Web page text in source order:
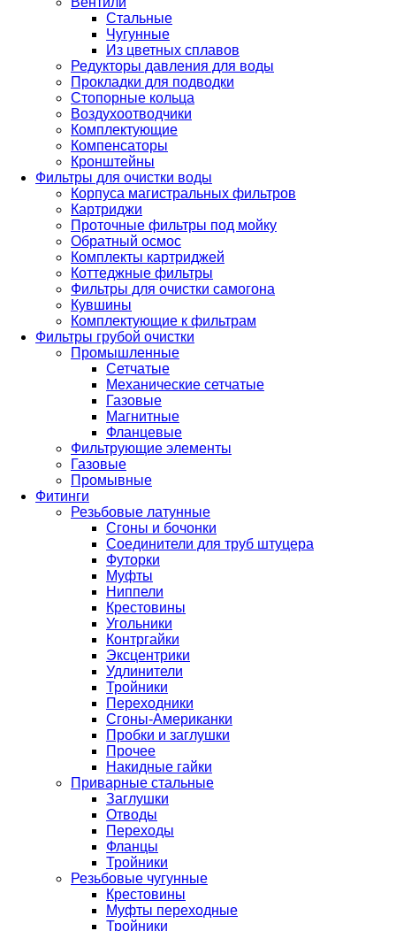
Стальные
Чугунные
Из цветных сплавов
Редукторы давления для воды
Прокладки для подводки
Стопорные кольца
Воздухоотводчики
Комплектующие
Компенсаторы
Кронштейны
Фильтры для очистки воды
Корпуса магистральных фильтров
Картриджи
Проточные фильтры под мойку
Обратный осмос
Комплекты картриджей
Коттеджные фильтры
Фильтры для очистки самогона
Кувшины
Комплектующие к фильтрам
Фильтры грубой очистки
Промышленные
Сетчатые
Механические сетчатые
Газовые
Магнитные
Фланцевые
Фильтрующие элементы
Газовые
Промывные
Фитинги
Резьбовые латунные
Сгоны и бочонки
Соединители для труб штуцера
Футорки
Муфты
Ниппели
Крестовины
Угольники
Контргайки
Эксцентрики
Удлинители
Тройники
Переходники
Сгоны-Американки
Пробки и заглушки
Прочее
Накидные гайки
Приварные стальные
Заглушки
Отводы
Переходы
Фланцы
Тройники
Резьбовые чугунные
Крестовины
Муфты переходные
Тройники